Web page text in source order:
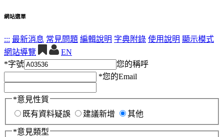
網站選單
::: 最新消息 常見問題 編輯說明 字典附錄 使用說明 顯示模式
網站導覽
EN
*字號
您的稱呼
*您的Email
*意見性質
既有資料疑誤
建議新增 其他
*意見類型